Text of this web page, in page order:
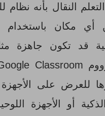
النقال بأنه نظام
مكان باستخدام
قد تكون جاهزة
للعرض على الأجهزة
أو الأجهزة